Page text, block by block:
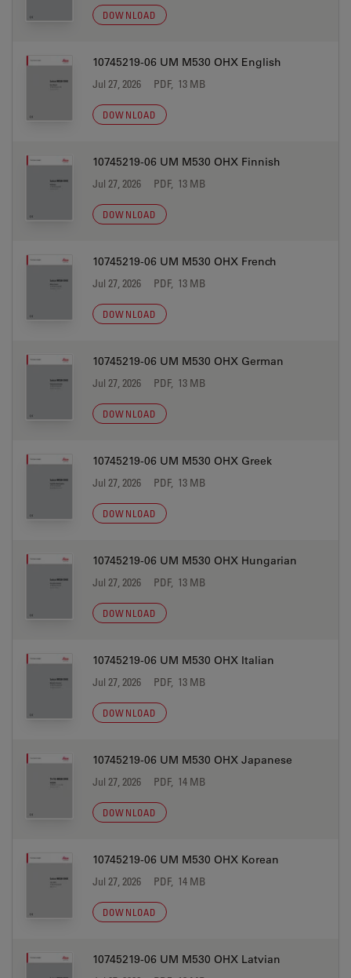
DOWNLOAD
10745219-06 UM M530 OHX English
Jul 27, 2026 PDF, 13 MB
DOWNLOAD
10745219-06 UM M530 OHX Finnish
Jul 27, 2026 PDF, 13 MB
DOWNLOAD
10745219-06 UM M530 OHX French
Jul 27, 2026 PDF, 13 MB
DOWNLOAD
10745219-06 UM M530 OHX German
Jul 27, 2026 PDF, 13 MB
DOWNLOAD
10745219-06 UM M530 OHX Greek
Jul 27, 2026 PDF, 13 MB
DOWNLOAD
10745219-06 UM M530 OHX Hungarian
Jul 27, 2026 PDF, 13 MB
DOWNLOAD
10745219-06 UM M530 OHX Italian
Jul 27, 2026 PDF, 13 MB
DOWNLOAD
10745219-06 UM M530 OHX Japanese
Jul 27, 2026 PDF, 14 MB
DOWNLOAD
10745219-06 UM M530 OHX Korean
Jul 27, 2026 PDF, 14 MB
DOWNLOAD
10745219-06 UM M530 OHX Latvian